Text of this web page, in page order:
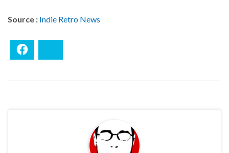
Source : Indie Retro News